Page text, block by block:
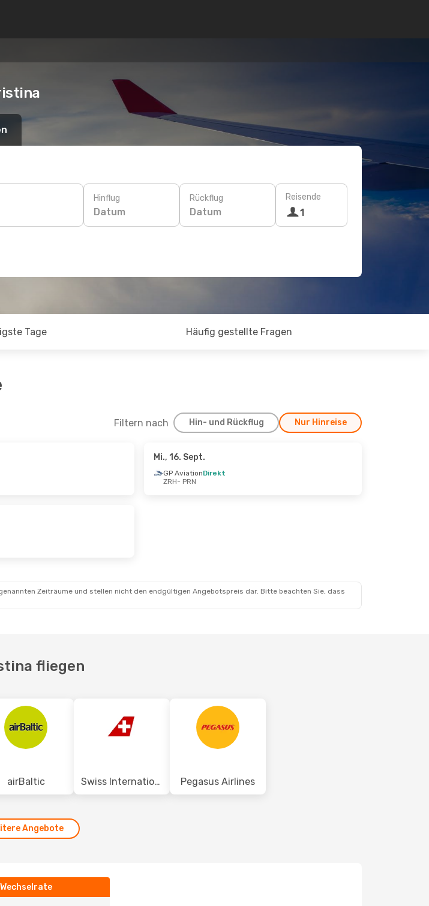
Hinflug
Datum
Rückflug
Datum
Reisende
1
Tage Häufig gestellte Fragen
Filtern nach Hin- und Rückflug Nur Hinreise
PRN - ZRH
Mi., 16. Sept.
GP AviationDirekt
ZRH- PRN
Zeiträume und stellen nicht den endgültigen Angebotspreis dar. Bitte beachten Sie, dass
fliegen
airBaltic Swiss International Air Lines Pegasus Airlines
Angebote
Wechselrate